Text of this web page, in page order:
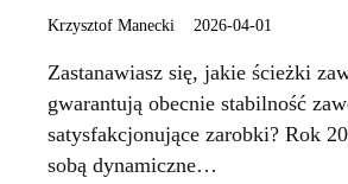
Krzysztof Manecki 2026-04-01
Zastanawiasz się, jakie ścieżki
gwarantują obecnie stabilność
satysfakcjonujące zarobki? Rok
sobą dynamiczne…